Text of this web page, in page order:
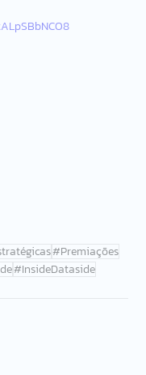
#Premiações
#InsideDataside